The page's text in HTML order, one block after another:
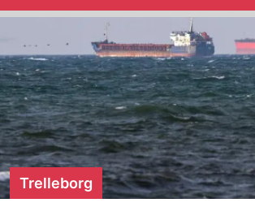
Trelleborg